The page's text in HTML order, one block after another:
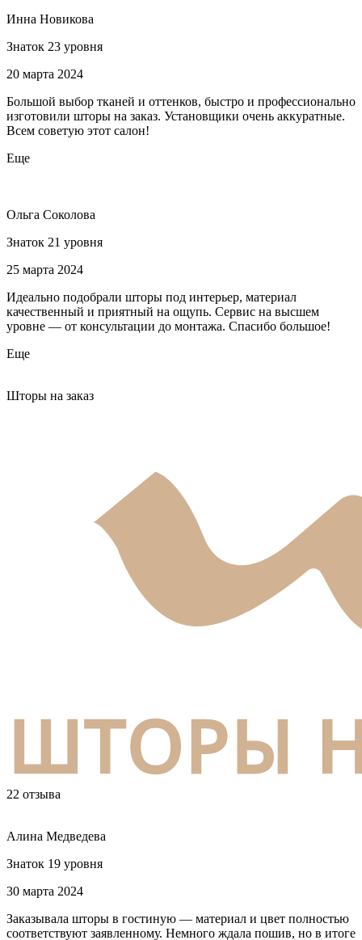
Инна Новикова
Знаток 23 уровня
20 марта 2024
Большой выбор тканей и оттенков, быстро и профессионально
изготовили шторы на заказ. Установщики очень аккуратные.
Всем советую этот салон!
Еще
Ольга Соколова
Знаток 21 уровня
25 марта 2024
Идеально подобрали шторы под интерьер, материал
качественный и приятный на ощупь. Сервис на высшем
уровне — от консультации до монтажа. Спасибо большое!
Еще
Шторы на заказ
22 отзыва
Алина Медведева
Знаток 19 уровня
30 марта 2024
Заказывала шторы в гостиную — материал и цвет полностью
соответствуют заявленному. Немного ждала пошив, но в итоге